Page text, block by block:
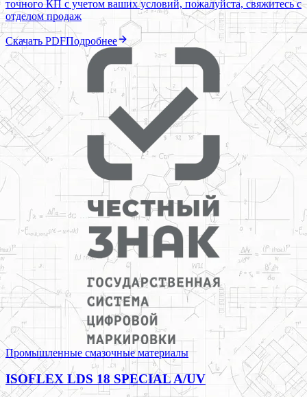
точного КП с учетом ваших условий, пожалуйста, свяжитесь с
отделом продаж
Скачать PDFПодробнее
Промышленные смазочные материалы
ISOFLEX LDS 18 SPECIAL A/UV